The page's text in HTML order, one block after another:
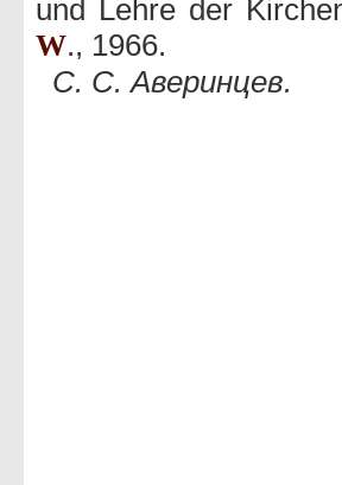
und Lehre der
W., 1966.
С. С. Аверинцев.